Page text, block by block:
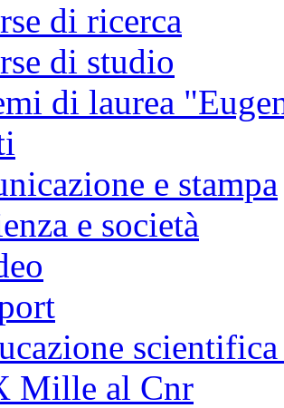
di ricerca
di studio
di laurea
e stampa
e società
Mille al Cnr